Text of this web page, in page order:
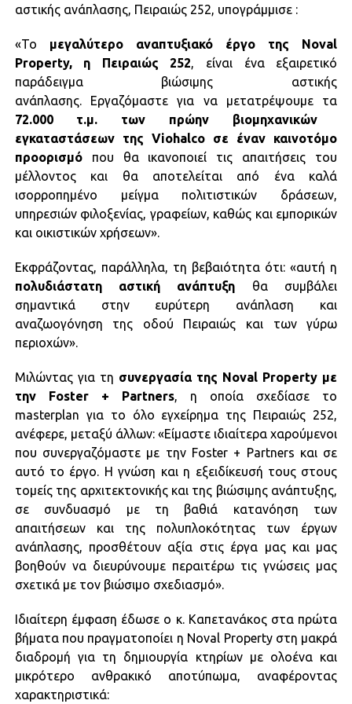
αστικής ανάπλασης, Πειραιώς 252, υπογράμμισε :
«Το μεγαλύτερο αναπτυξιακό έργο της Noval
Property, η Πειραιώς 252, είναι ένα εξαιρετικό
παράδειγμα βιώσιμης αστικής
ανάπλασης. Εργαζόμαστε για να μετατρέψουμε τα
72.000 τ.μ. των πρώην βιομηχανικών
εγκαταστάσεων της Viohalco σε έναν καινοτόμο
προορισμόπου θα ικανοποιεί τις απαιτήσεις του
μέλλοντος και θα αποτελείται από ένα καλά
ισορροπημένο μείγμα πολιτιστικών δράσεων,
υπηρεσιών φιλοξενίας, γραφείων, καθώς και εμπορικών
και οικιστικών χρήσεων».
Εκφράζοντας, παράλληλα, τη βεβαιότητα ότι: «αυτή η
πολυδιάστατη αστική ανάπτυξη θα συμβάλει
σημαντικά στην ευρύτερη ανάπλαση και
αναζωογόνηση της οδού Πειραιώς και των γύρω
περιοχών».
Μιλώντας για τη συνεργασία της Noval Property με
την Foster + Partners, η οποία σχεδίασε το
masterplan για το όλο εγχείρημα της Πειραιώς 252,
ανέφερε, μεταξύ άλλων: «Είμαστε ιδιαίτερα χαρούμενοι
που συνεργαζόμαστε με την Foster + Partners και σε
αυτό το έργο. Η γνώση και η εξειδίκευσή τους στους
τομείς της αρχιτεκτονικής και της βιώσιμης ανάπτυξης,
σε συνδυασμό με τη βαθιά κατανόηση των
απαιτήσεων και της πολυπλοκότητας των έργων
ανάπλασης, προσθέτουν αξία στις έργα μας και μας
βοηθούν να διευρύνουμε περαιτέρω τις γνώσεις μας
σχετικά με τον βιώσιμο σχεδιασμό».
Ιδιαίτερη έμφαση έδωσε ο κ. Καπετανάκος στα πρώτα
βήματα που πραγματοποίει η Nοval Property στη μακρά
διαδρομή για τη δημιουργία κτηρίων με ολοένα και
μικρότερο ανθρακικό αποτύπωμα, αναφέροντας
χαρακτηριστικά: